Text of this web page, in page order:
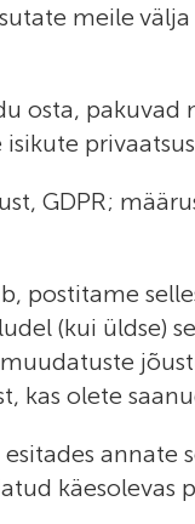
meile
osta,
GDPR;
(kui üldse)
olete
käesolevas